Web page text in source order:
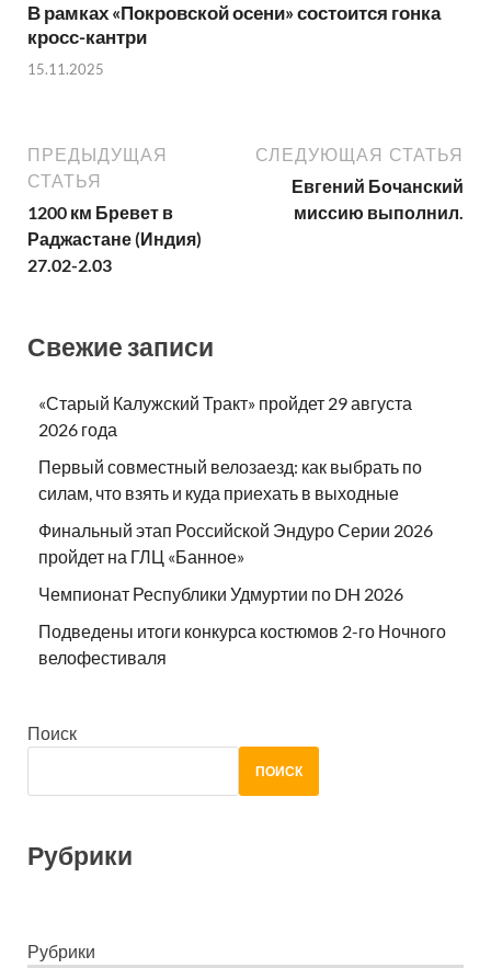
В рамках «Покровской осени» состоится гонка
кросс-кантри
15.11.2025
ПРЕДЫДУЩАЯ
СТАТЬЯ
1200 км Бревет в
Раджастане (Индия)
27.02-2.03
СЛЕДУЮЩАЯ СТАТЬЯ
Евгений Бочанский
миссию выполнил.
Свежие записи
«Старый Калужский Тракт» пройдет 29 августа
2026 года
Первый совместный велозаезд: как выбрать по
силам, что взять и куда приехать в выходные
Финальный этап Российской Эндуро Серии 2026
пройдет на ГЛЦ «Банное»
Чемпионат Республики Удмуртии по DH 2026
Подведены итоги конкурса костюмов 2-го Ночного
велофестиваля
Поиск
ПОИСК
Рубрики
Рубрики